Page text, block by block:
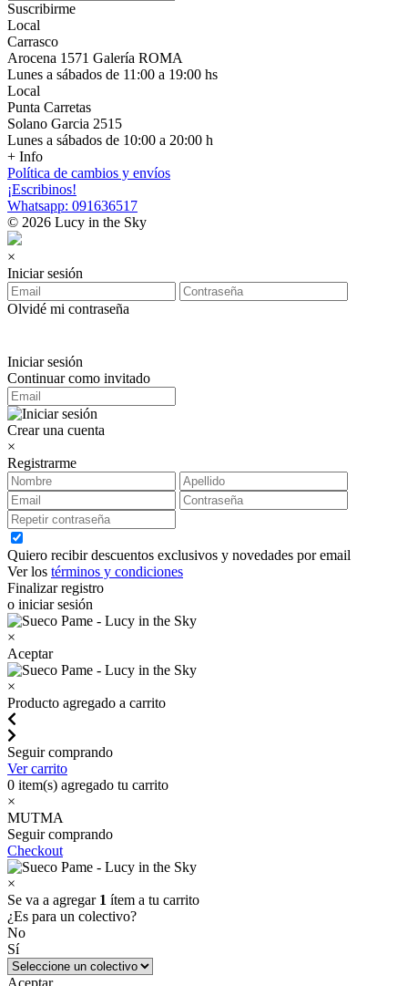
Suscribirme
Local
Carrasco
Arocena 1571 Galería ROMA
Lunes a sábados de 11:00 a 19:00 hs
Local
Punta Carretas
Solano Garcia 2515
Lunes a sábados de 10:00 a 20:00 h
+ Info
Política de cambios y envíos
¡Escribinos!
Whatsapp: 091636517
© 2026 Lucy in the Sky
×
Iniciar sesión
Olvidé mi contraseña
Iniciar sesión
Continuar como invitado
Crear una cuenta
×
Registrarme
Quiero recibir descuentos exclusivos y novedades por email
Ver los términos y condiciones
Finalizar registro
o iniciar sesión
×
Aceptar
×
Producto agregado a carrito
Seguir comprando
Ver carrito
0 item(s) agregado tu carrito
×
MUTMA
Seguir comprando
Checkout
×
Se va a agregar 1 ítem a tu carrito
¿Es para un colectivo?
No
Sí
Aceptar